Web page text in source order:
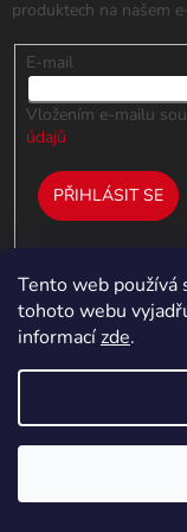
Tento web používá
tohoto webu
informacízde.
produktech na našem
E-mail
Vložením e-mailu
údajů
PŘIHLÁSIT SE
Informace pro vás
Obchodní podmínky
Zpracování osobních
5%